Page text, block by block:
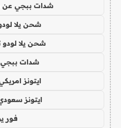
شدات ببجي عن
شحن يلا
شحن يلا لودو
شدات
ايتونز
ايتونز
فور